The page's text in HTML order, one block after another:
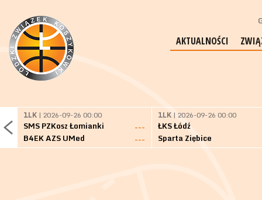
AKTUALNOŚCI
1LK | 2026-09-26 00:00
SMS PZKosz Łomianki
---
B4EK AZS UMed
---
1LK | 2026-09-26 00:00
ŁKS Łódź
Sparta Ziębice